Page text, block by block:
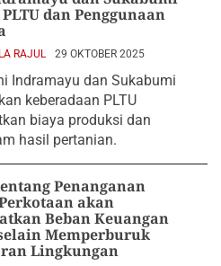
dan Penggunaan
RAJUL 29 OKTOBER 2025
Indramayu dan Sukabumi
keberadaan PLTU
biaya produksi dan
hasil pertanian.
Penanganan
akan
Beban Keuangan
Memperburuk
Lingkungan